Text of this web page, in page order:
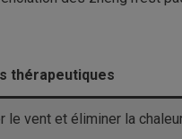
thérapeutiques
le vent et éliminer la